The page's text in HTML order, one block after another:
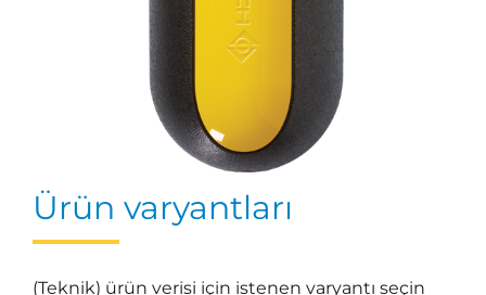
Ürün varyantları
(Teknik) ürün verisi için istenen varyantı seçin